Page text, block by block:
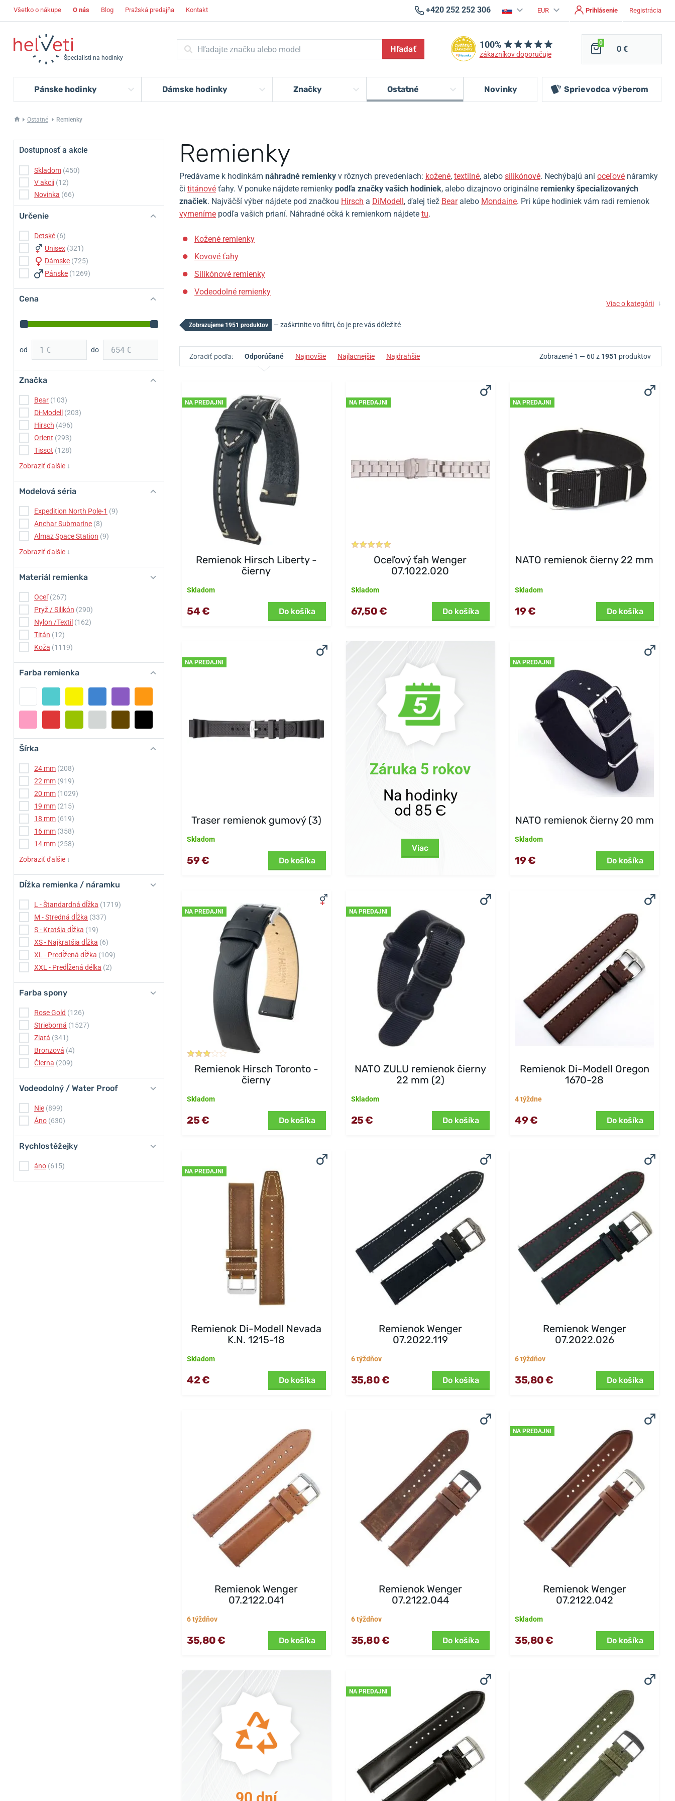
Všetko o nákupe O nás Blog Pražská predajňa Kontakt +420 252 252 306 EUR Prihlásenie Registrácia
Špecialisti na hodinky
Hľadať 100%
zákazníkov doporučuje
0
0 €
Pánske hodinky Dámske hodinky Značky Ostatné Novinky Sprievodca výberom
Ostatné Remienky
Remienky
Predávame k hodinkám náhradné remienky v rôznych prevedeniach: kožené, textilné, alebo silikónové. Nechýbajú ani oceľové náramky
či titánové ťahy. V ponuke nájdete remienky podľa značky vašich hodiniek, alebo dizajnovo originálne remienky špecializovaných
značiek. Najväčší výber nájdete pod značkou Hirsch a DiModell, ďalej tiež Bearalebo Mondaine. Pri kúpe hodiniek vám radi remienok
vymeníme podľa vašich prianí. Náhradné očká k remienkom nájdete tu.
Kožené remienky
Kovové ťahy
Silikónové remienky
Vodeodolné remienky
Viac o kategórii ↓
Dostupnosť a akcie
Skladom (450)
V akcii (12)
Novinka (66)
Určenie
Detské (6)
Unisex (321)
Dámske (725)
Pánske (1269)
Cena
od do
Značka
Bear (103)
Di-Modell
(203)
Hirsch (496)
Orient (293)
Tissot (128)
Zobraziť ďalšie ↓
Modelová séria
Expedition North Pole-1 (9)
Anchar Submarine (8)
Almaz Space Station (9)
Zobraziť ďalšie ↓
Materiál remienka
Oceľ (267)
Pryž / Silikón (290)
Nylon /Textil (162)
Titán (12)
Koža (1119)
Farba remienka
Šírka
24 mm (208)
22 mm (919)
20 mm (1029)
19 mm (215)
18 mm (619)
16 mm (358)
14 mm (258)
Zobraziť ďalšie ↓
Dĺžka remienka / náramku
L - Štandardná dĺžka (1719)
M - Stredná dĺžka (337)
S - Kratšia dĺžka (19)
XS - Najkratšia dĺžka (6)
XL - Predĺžená dĺžka (109)
XXL - Predĺžená délka (2)
Farba spony
Rose Gold (126)
Strieborná (1527)
Zlatá (341)
Bronzová (4)
Čierna (209)
Vodeodolný / Water Proof
Nie (899)
Áno (630)
Rychlostěžejky
áno (615)
Zobrazujeme 1951 produktov — zaškrtnite vo filtri, čo je pre vás dôležité
Zoradiť podľa: Odporúčané Najnovšie Najlacnejšie Najdrahšie Zobrazené 1 — 60 z 1951 produktov
NA PREDAJNI
Remienok Hirsch Liberty -
čierny
Skladom
54 € Do košíka
NA PREDAJNI
Oceľový ťah Wenger
07.1022.020
Skladom
67,50 € Do košíka
NA PREDAJNI
NATO remienok čierny 22 mm
Skladom
19 € Do košíka
NA PREDAJNI
Traser remienok gumový (3)
Skladom
59 € Do košíka
Záruka 5 rokov
Na hodinky
od 85 Є
Viac
NA PREDAJNI
NATO remienok čierny 20 mm
Skladom
19 € Do košíka
NA PREDAJNI
Remienok Hirsch Toronto -
čierny
Skladom
25 € Do košíka
NA PREDAJNI
NATO ZULU remienok čierny
22 mm (2)
Skladom
25 € Do košíka
Remienok Di-Modell Oregon
1670-28
4 týždne
49 € Do košíka
NA PREDAJNI
Remienok Di-Modell Nevada
K.N. 1215-18
Skladom
42 € Do košíka
Remienok Wenger
07.2022.119
6 týždňov
35,80 € Do košíka
Remienok Wenger
07.2022.026
6 týždňov
35,80 € Do košíka
Remienok Wenger
07.2122.041
6 týždňov
35,80 € Do košíka
Remienok Wenger
07.2122.044
6 týždňov
35,80 € Do košíka
NA PREDAJNI
Remienok Wenger
07.2122.042
Skladom
35,80 € Do košíka
NA PREDAJNI